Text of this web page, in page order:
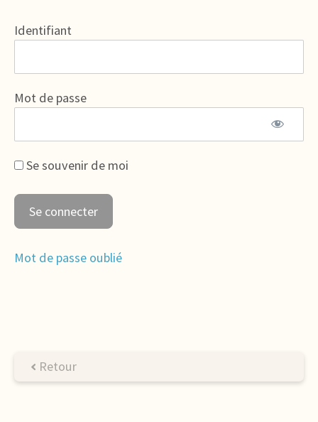
Identifiant
Mot de passe
Se souvenir de moi
Mot de passe oublié
Retour